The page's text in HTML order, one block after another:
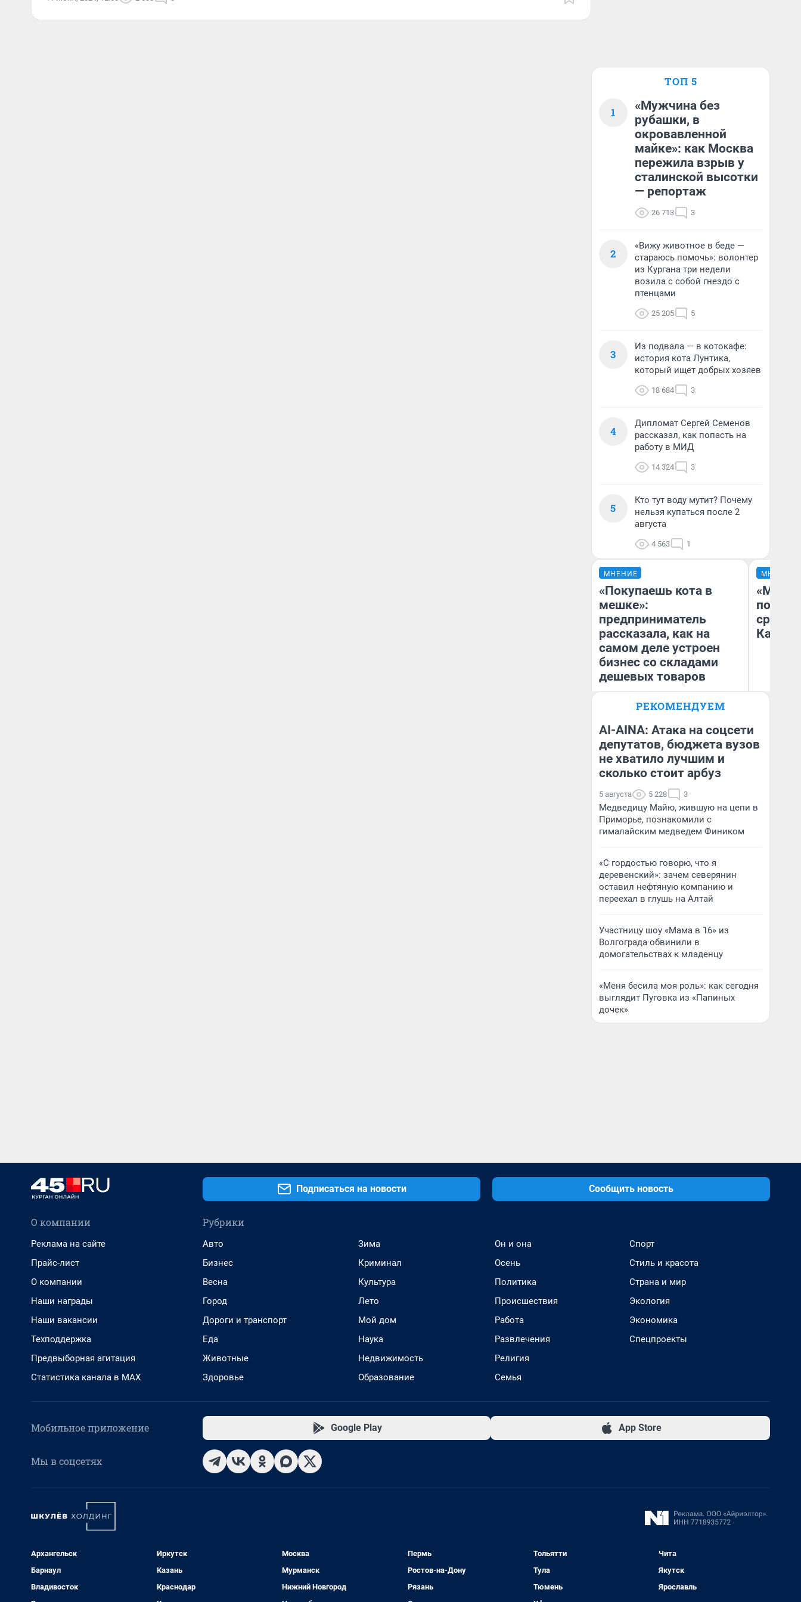
ТОП 5
1
«Мужчина без
рубашки, в
окровавленной
майке»: как Москва
пережила взрыв у
сталинской высотки
— репортаж
26 713 3
2
«Вижу животное в беде —
стараюсь помочь»: волонтер
из Кургана три недели
возила с собой гнездо с
птенцами
25 205 5
3
Из подвала — в котокафе:
история кота Лунтика,
который ищет добрых хозяев
18 684 3
4
Дипломат Сергей Семенов
рассказал, как попасть на
работу в МИД
14 324 3
5
Кто тут воду мутит? Почему
нельзя купаться после 2
августа
4 563 1
МНЕНИЕ
«Покупаешь кота в
мешке»:
предприниматель
рассказала, как на
самом деле устроен
бизнес со складами
дешевых товаров
Наталья Шорохова
деньги соцразвития
МНЕНИЕ
РЕКОМЕНДУЕМ
AI-AINA: Атака на соцсети
депутатов, бюджета вузов
не хватило лучшим и
сколько стоит арбуз
5 августа 5 228 3
Медведицу Майю, жившую на цепи в
Приморье, познакомили с
гималайским медведем Фиником
«С гордостью говорю, что я
деревенский»: зачем северянин
оставил нефтяную компанию и
переехал в глушь на Алтай
Участницу шоу «Мама в 16» из
Волгограда обвинили в
домогательствах к младенцу
«Меня бесила моя роль»: как сегодня
выглядит Пуговка из «Папиных
дочек»
Подписаться на новости Сообщить новость
О компании
Реклама на сайте
Прайс-лист
О компании
Наши награды
Наши вакансии
Техподдержка
Предвыборная агитация
Статистика канала в MAX
Рубрики
Авто
Бизнес
Весна
Город
Дороги и транспорт
Еда
Животные
Здоровье
Зима
Криминал
Культура
Лето
Мой дом
Наука
Недвижимость
Образование
Он и она
Осень
Политика
Происшествия
Работа
Развлечения
Религия
Семья
Спорт
Стиль и красота
Страна и мир
Экология
Экономика
Спецпроекты
Мобильное приложение Google Play App Store
Мы в соцсетях
Архангельск
Барнаул
Владивосток
Иркутск
Казань
Краснодар
Москва
Мурманск
Нижний Новгород
Пермь
Ростов-на-Дону
Рязань
Тольятти
Тула
Тюмень
Чита
Якутск
Ярославль